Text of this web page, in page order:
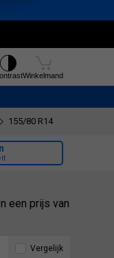
M
Winkelmand
155/80 R14
een prijs van
Vergelijk